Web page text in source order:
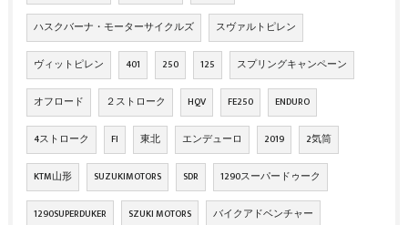
ハスクバーナ・モーターサイクルズ スヴァルトピレン
ヴィットピレン 401 250 125 スプリングキャンペーン
オフロード ２ストローク HQV FE250 ENDURO
4ストローク FI 東北 エンデューロ 2019 2気筒
KTM山形 SUZUKIMOTORS SDR 1290スーパードゥーク
1290SUPERDUKER SZUKI MOTORS バイクアドベンチャー